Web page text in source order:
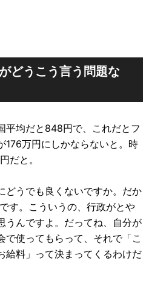
どうこう言う問題な
平均だと848円で、これだとフ
176万円にしかならないと。時
だと。
どうでも良くないですか。だか
す。こういうの、行政がとや
うんですよ。だってね、自分が
で使ってもらって、それで「こ
給料」って決まってくるわけだ